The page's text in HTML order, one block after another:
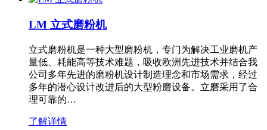
LM 立式磨粉机
立式磨粉机是一种大型磨粉机，专门为解决工业磨机产
量低、耗能高等技术难题，吸收欧洲先进技术并结合我
公司多年先进的磨粉机设计制造理念和市场需求，经过
多年的潜心设计改进后的大型粉磨设备。立磨采用了合
理可靠的…
了解详情